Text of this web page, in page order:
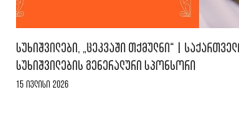
ᲡᲣᲮᲘᲨᲕᲘᲚᲔᲑᲘ, „ᲪᲔᲙᲕᲐᲨᲘ ᲗᲥᲛᲣᲚᲜᲘ“ |
ᲡᲣᲮᲘᲨᲕᲘᲚᲔᲑᲘᲡ ᲒᲔᲜᲔᲠᲐᲚᲣᲠᲘ ᲡᲞᲝᲜᲡᲝᲠᲘ
15 ივლისი 2026